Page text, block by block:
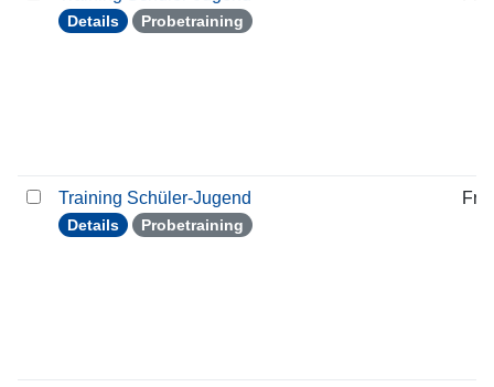
Details Probetraining
Training Schüler-Jugend
Details Probetraining